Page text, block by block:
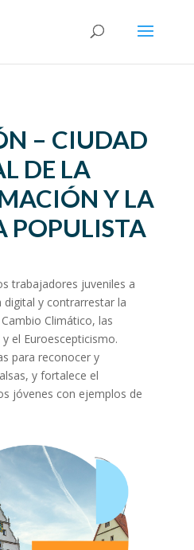
– CIUDAD
DE LA
Y LA
POPULISTA
trabajadores juveniles a
y contrarrestar la
Climático, las
el Euroescepticismo.
para reconocer y
y fortalece el
jóvenes con ejemplos de